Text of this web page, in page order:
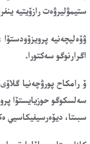
ستيمۋليرۋەت رازۆيتيە
ۋۆەليچەنيە
اگرارنوگو سەكتورا.
ۆ رامكاح پورۋچەنيا
سەلسكوگو حوزيايستۆا
سبىتا، ديۆەرسيفيكاسيي